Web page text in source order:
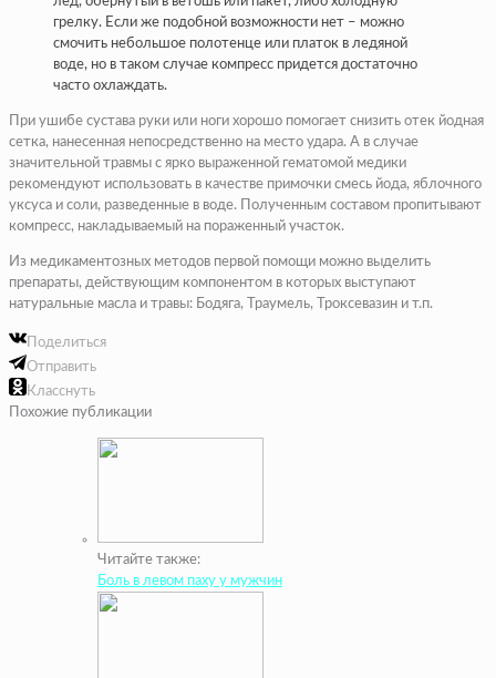
грелку. Если же подобной возможности нет – можно
смочить небольшое полотенце или платок в ледяной
воде, но в таком случае компресс придется достаточно
часто охлаждать.
При ушибе сустава руки или ноги хорошо помогает снизить отек йодная
сетка, нанесенная непосредственно на место удара. А в случае
значительной травмы с ярко выраженной гематомой медики
рекомендуют использовать в качестве примочки смесь йода, яблочного
уксуса и соли, разведенные в воде. Полученным составом пропитывают
компресс, накладываемый на пораженный участок.
Из медикаментозных методов первой помощи можно выделить
препараты, действующим компонентом в которых выступают
натуральные масла и травы: Бодяга, Траумель, Троксевазин и т.п.
Поделиться
Отправить
Класснуть
Похожие публикации
Читайте также:
Боль в левом паху у мужчин